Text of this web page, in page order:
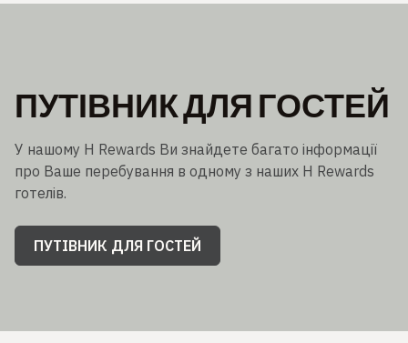
ПУТІВНИК ДЛЯ ГОСТЕЙ
У нашому H Rewards Ви знайдете багато інформації
про Ваше перебування в одному з наших H Rewards
готелів.
ПУТІВНИК ДЛЯ ГОСТЕЙ